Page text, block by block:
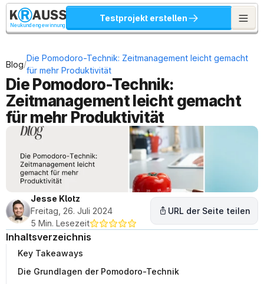
Neukundengewinnung
Testprojekt erstellen
Blog/
Die Pomodoro-Technik: Zeitmanagement leicht gemacht
für mehr Produktivität
Die Pomodoro-Technik:
Zeitmanagement leicht gemacht
für mehr Produktivität
Jesse Klotz
Freitag, 26. Juli 2024
5 Min. Lesezeit
URL der Seite teilen
Inhaltsverzeichnis
Key Takeaways
Die Grundlagen der Pomodoro-Technik